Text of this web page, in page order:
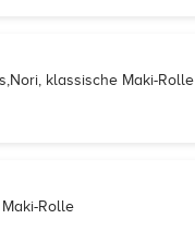
klassische Maki-Rolle
Rolle